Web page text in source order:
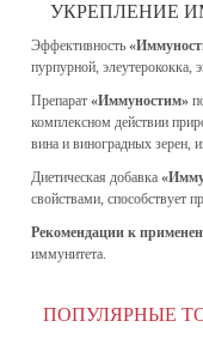
УКРЕПЛЕНИЕ
Эффективность
пурпурной, элеутерококка,
Препарат «Иммуностим»
комплексном действии
вина и виноградных зерен,
Диетическая добавка
свойствами, способствует
Рекомендации к
иммунитета.
ПОПУЛЯРНЫЕ